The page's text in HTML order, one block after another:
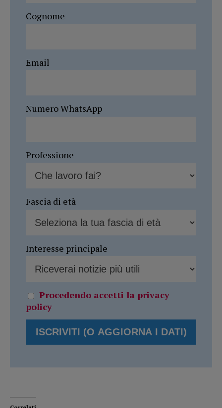
Cognome
Email
Numero WhatsApp
Professione
Fascia di età
Interesse principale
Procedendo accetti la privacy
policy